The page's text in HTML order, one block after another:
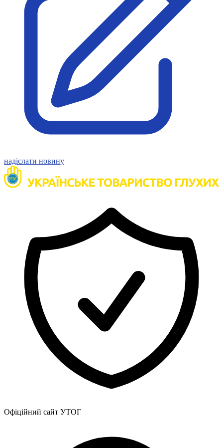
Атестація
Безбар'єрність для глухих
Вінницька область
Волинська область
Дніпропетровська область
Донецька область
Житомирська область
Закарпатська область
Запорізька область
Івано-Франківська область
Полтавська область
Сумська область
Тернопільська область
Харківська область
Херсонська область
Чернівецька область
Чернігівська область
Особи відповідальні за контактування з
питань укладення договорів
Вивчаємо жестову мову
Дитяча сторінка
Новини про жестову мову
Ресурс для вивчення жестових мов різних країн
Проєкт "Жестова мова для поліцейських"
Про шахрайські схеми
На допомогу військовим
Медична термінологія жестовою мовою
надіслати новину
Офіційний сайт УТОГ